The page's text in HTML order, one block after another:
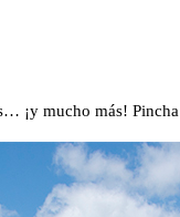
¡y mucho más!